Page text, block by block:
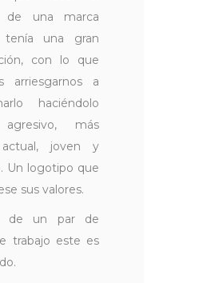
de una marca
una gran
con lo que
arriesgarnos a
haciéndolo
más
actual, joven y
Un logotipo que
sus valores.
de un par de
trabajo este es